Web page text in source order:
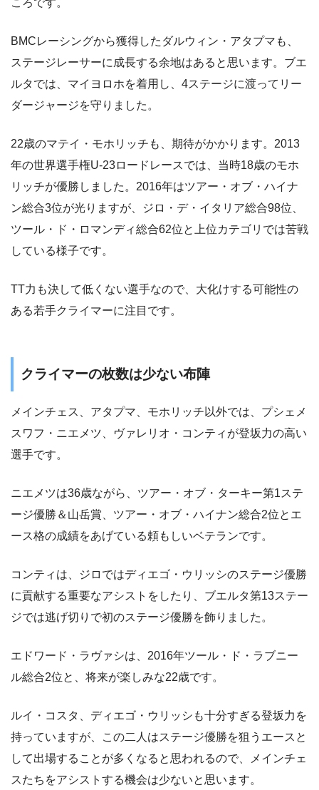
ころです。
BMCレーシングから獲得したダルウィン・アタプマも、
ステージレーサーに成長する余地はあると思います。ブエ
ルタでは、マイヨロホを着用し、4ステージに渡ってリー
ダージャージを守りました。
22歳のマテイ・モホリッチも、期待がかかります。2013
年の世界選手権U-23ロードレースでは、当時18歳のモホ
リッチが優勝しました。2016年はツアー・オブ・ハイナ
ン総合3位が光りますが、ジロ・デ・イタリア総合98位、
ツール・ド・ロマンディ総合62位と上位カテゴリでは苦戦
している様子です。
TT力も決して低くない選手なので、大化けする可能性の
ある若手クライマーに注目です。
クライマーの枚数は少ない布陣
メインチェス、アタプマ、モホリッチ以外では、プシェメ
スワフ・ニエメツ、ヴァレリオ・コンティが登坂力の高い
選手です。
ニエメツは36歳ながら、ツアー・オブ・ターキー第1ステ
ージ優勝＆山岳賞、ツアー・オブ・ハイナン総合2位とエ
ース格の成績をあげている頼もしいベテランです。
コンティは、ジロではディエゴ・ウリッシのステージ優勝
に貢献する重要なアシストをしたり、ブエルタ第13ステー
ジでは逃げ切りで初のステージ優勝を飾りました。
エドワード・ラヴァシは、2016年ツール・ド・ラブニー
ル総合2位と、将来が楽しみな22歳です。
ルイ・コスタ、ディエゴ・ウリッシも十分すぎる登坂力を
持っていますが、この二人はステージ優勝を狙うエースと
して出場することが多くなると思われるので、メインチェ
スたちをアシストする機会は少ないと思います。